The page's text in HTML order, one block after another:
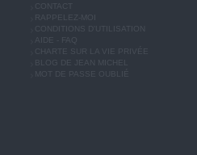
CONTACT
RAPPELEZ-MOI
CONDITIONS D'UTILISATION
AIDE - FAQ
CHARTE SUR LA VIE PRIVÉE
BLOG DE JEAN MICHEL
MOT DE PASSE OUBLIÉ